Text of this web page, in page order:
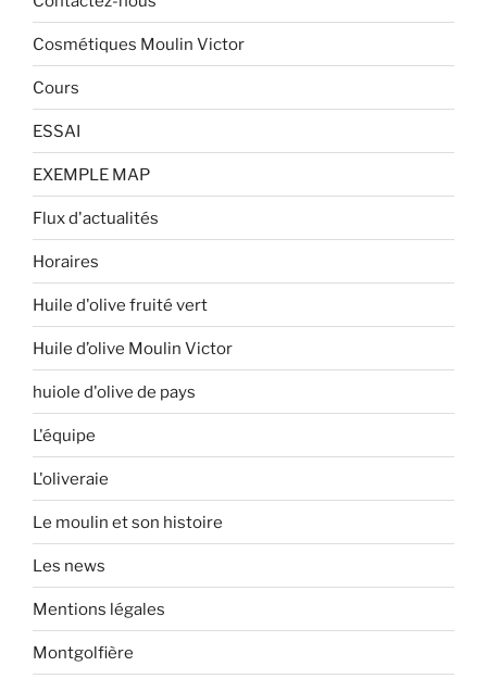
Cosmétiques Moulin Victor
Cours
ESSAI
EXEMPLE MAP
Flux d'actualités
Horaires
Huile d'olive fruité vert
Huile d’olive Moulin Victor
huiole d'olive de pays
L'équipe
L'oliveraie
Le moulin et son histoire
Les news
Mentions légales
Montgolfière